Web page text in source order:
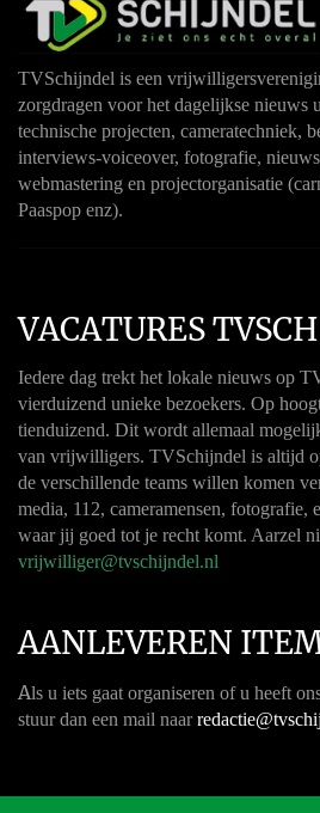
TVSchijndel is een
zorgdragen voor het dagelijkse nieuws
technische projecten, cameratechniek,
interviews-voiceover, fotografie,
webmastering en projectorganisatie
Paaspop enz).
VACATURES
Iedere dag trekt het lokale nieuws op
vierduizend unieke bezoekers. Op
tienduizend. Dit wordt allemaal
van vrijwilligers. TVSchijndel is altijd
de verschillende teams willen komen
media, 112, cameramensen, fotografie,
waar jij goed tot je recht komt. Aarzel
vrijwilliger@tvschijndel.nl
AANLEVEREN
Als u iets gaat organiseren of u heeft
stuur dan een mail naar